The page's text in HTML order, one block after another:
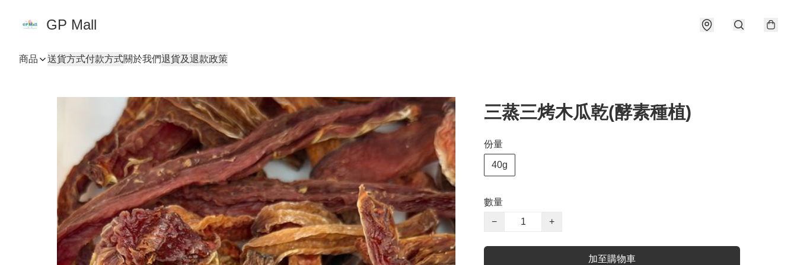
GP Mall
商品 送貨方式付款方式關於我們退貨及退款政策
三蒸三烤木瓜乾(酵素種植)
份量
40g
數量
−
+
加至購物車